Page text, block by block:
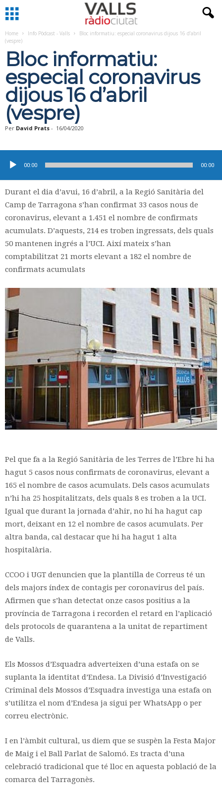
Home Info Pòdcast - Valls
Bloc informatiu: especial coronavirus dijous 16 d’abril
(vespre)
Bloc informatiu:
especial coronavirus
dijous 16 d’abril
(vespre)
Per David Prats - 16/04/2020
d'àudio
00:00 00:00
Durant el dia d’avui, 16 d’abril, a la Regió Sanitària del
Camp de Tarragona s’han confirmat 33 casos nous de
coronavirus, elevant a 1.451 el nombre de confirmats
acumulats. D’aquests, 214 es troben ingressats, dels quals
50 mantenen ingrés a l’UCI. Així mateix s’han
comptabilitzat 21 morts elevant a 182 el nombre de
confirmats acumulats
Pel que fa a la Regió Sanitària de les Terres de l’Ebre hi ha
hagut 5 casos nous confirmats de coronavirus, elevant a
165 el nombre de casos acumulats. Dels casos acumulats
n’hi ha 25 hospitalitzats, dels quals 8 es troben a la UCI.
Igual que durant la jornada d’ahir, no hi ha hagut cap
mort, deixant en 12 el nombre de casos acumulats. Per
altra banda, cal destacar que hi ha hagut 1 alta
hospitalària.
CCOO i UGT denuncien que la plantilla de Correus té un
dels majors índex de contagis per coronavirus del país.
Afirmen que s’han detectat onze casos positius a la
província de Tarragona i recorden el retard en l’aplicació
dels protocols de quarantena a la unitat de repartiment
de Valls.
Els Mossos d’Esquadra adverteixen d’una estafa on se
suplanta la identitat d’Endesa. La Divisió d’Investigació
Criminal dels Mossos d’Esquadra investiga una estafa on
s’utilitza el nom d’Endesa ja sigui per WhatsApp o per
correu electrònic.
I en l’àmbit cultural, us diem que se suspèn la Festa Major
de Maig i el Ball Parlat de Salomó. Es tracta d’una
celebració tradicional que té lloc en aquesta població de la
comarca del Tarragonès.